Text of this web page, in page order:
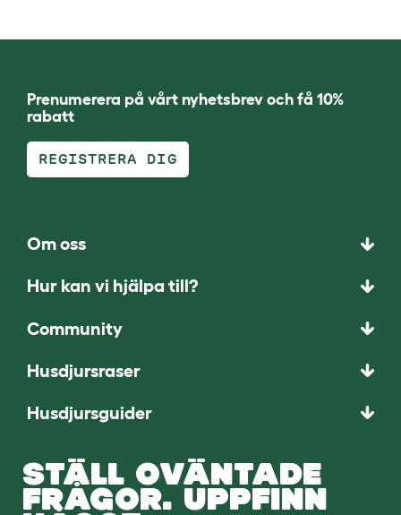
Prenumerera på vårt nyhetsbrev och få 10%
rabatt
REGISTRERA DIG
Om oss
Hur kan vi hjälpa till?
Community
Husdjursraser
Husdjursguider
STÄLL OVÄNTADE
FRÅGOR. UPPFINN